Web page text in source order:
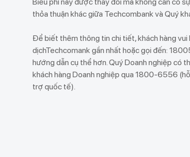
thỏa thuận khác giữa Techcombank và Quý
Để biết thêm thông tin chi tiết, khách hàng vui
dịchTechcomank gần nhất hoặc gọi đến:
hướng dẫn cụ thể hơn. Quý Doanh nghiệp có
khách hàng Doanh nghiệp qua 1800-6556
trợ quốc tế).